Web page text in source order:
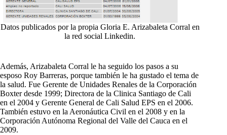
Datos publicados por la propia Gloria E. Arizabaleta Corral en
la red social Linkedin.
Además, Arizabaleta Corral le ha seguido los pasos a su
esposo Roy Barreras, porque también le ha gustado el tema de
la salud. Fue Gerente de Unidades Renales de la Corporación
Boxter desde 1999; Directora de la Clinica Santiago de Cali
en el 2004 y Gerente General de Cali Salud EPS en el 2006.
También estuvo en la Aeronáutica Civil en el 2008 y en la
Corporación Autónoma Regional del Valle del Cauca en el
2009.